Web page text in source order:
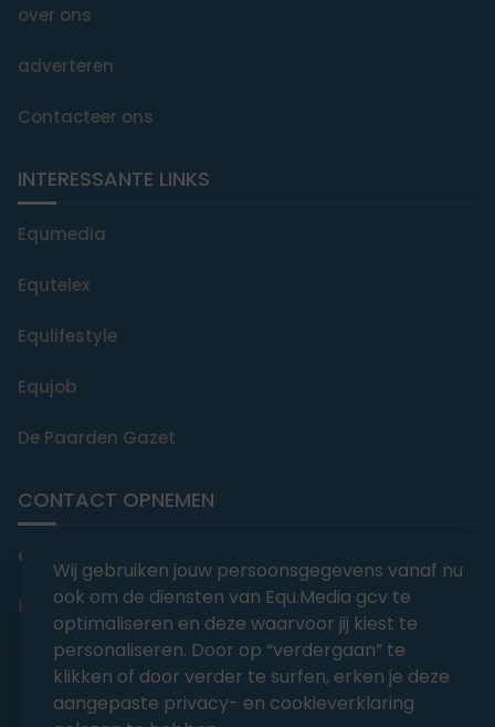
over ons
adverteren
Contacteer ons
INTERESSANTE LINKS
Equmedia
Equtelex
Equlifestyle
Equjob
De Paarden Gazet
CONTACT OPNEMEN
editorial@equmedia.be
Langendamdreef 22 9880 Aalter België
Wij gebruiken jouw persoonsgegevens vanaf nu
ook om de diensten van Equ.Media gcv te
optimaliseren en deze waarvoor jij kiest te
personaliseren. Door op “verdergaan” te
klikken of door verder te surfen, erken je deze
aangepaste privacy- en cookieverklaring